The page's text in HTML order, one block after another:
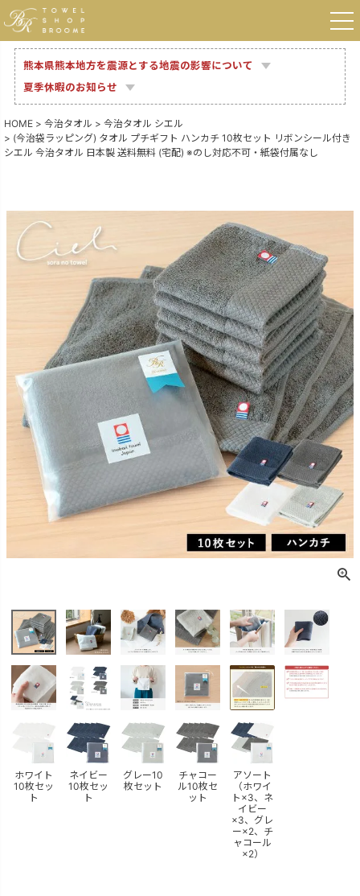
熊本県熊本地方を震源とする地震の影響について
夏季休暇のお知らせ
HOME 今治タオル
今治タオル シエル
(今治袋ラッピング) タオル プチギフト ハンカチ 10枚セット リボンシール付き
シエル 今治タオル 日本製 送料無料 (宅配) ※のし対応不可・紙袋付属なし
ホワイト
10枚セッ
ト
ネイビー
10枚セッ
ト
グレー10
枚セット
チャコー
ル10枚セ
ット
アソート
（ホワイ
ト×3、ネ
イビー
×3、グレ
ー×2、チ
ャコール
×2）